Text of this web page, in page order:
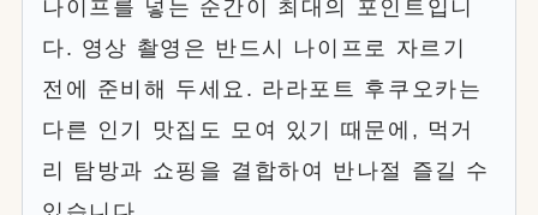
나이프를 넣는 순간이 최대의 포인트입니
다. 영상 촬영은 반드시 나이프로 자르기
전에 준비해 두세요. 라라포트 후쿠오카는
다른 인기 맛집도 모여 있기 때문에, 먹거
리 탐방과 쇼핑을 결합하여 반나절 즐길 수